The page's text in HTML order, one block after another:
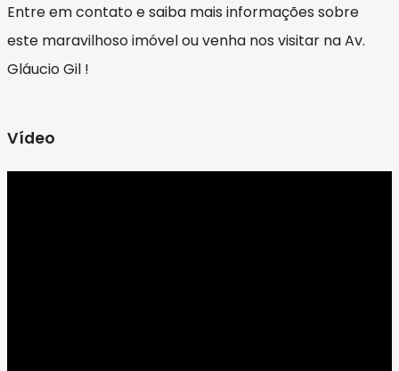
Entre em contato e saiba mais informações sobre
este maravilhoso imóvel ou venha nos visitar na Av.
Gláucio Gil !
Vídeo